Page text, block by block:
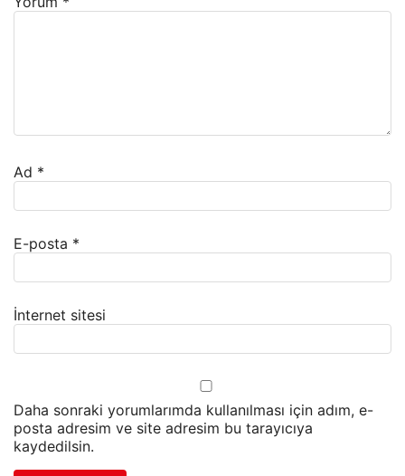
Ad *
E-posta *
İnternet sitesi
Daha sonraki yorumlarımda kullanılması için adım, e-
posta adresim ve site adresim bu tarayıcıya
kaydedilsin.